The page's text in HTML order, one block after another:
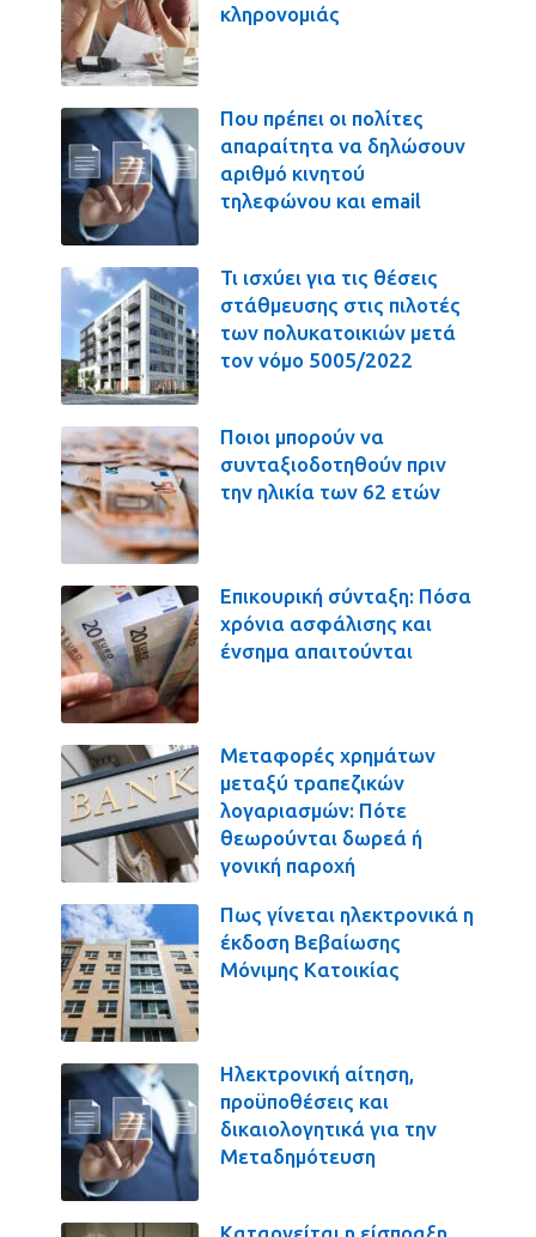
κληρονομιάς
Που πρέπει οι πολίτες
απαραίτητα να δηλώσουν
αριθμό κινητού
τηλεφώνου και email
Τι ισχύει για τις θέσεις
στάθμευσης στις πιλοτές
των πολυκατοικιών μετά
τον νόμο 5005/2022
Ποιοι μπορούν να
συνταξιοδοτηθούν πριν
την ηλικία των 62 ετών
Επικουρική σύνταξη: Πόσα
χρόνια ασφάλισης και
ένσημα απαιτούνται
Μεταφορές χρημάτων
μεταξύ τραπεζικών
λογαριασμών: Πότε
θεωρούνται δωρεά ή
γονική παροχή
Πως γίνεται ηλεκτρονικά η
έκδοση Βεβαίωσης
Μόνιμης Κατοικίας
Ηλεκτρονική αίτηση,
προϋποθέσεις και
δικαιολογητικά για την
Μεταδημότευση